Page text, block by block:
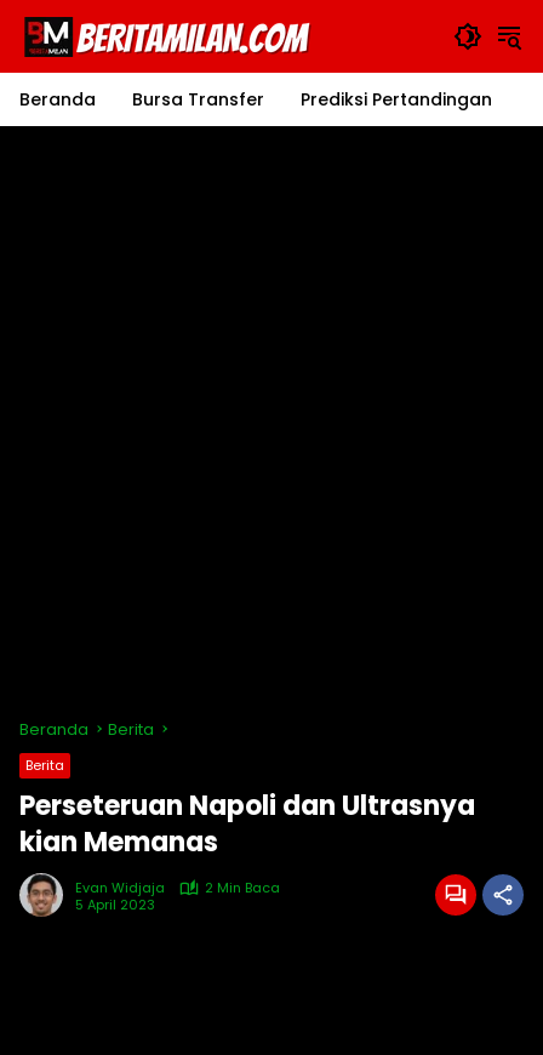
Langsung
konten
Beranda
Bursa Transfer Prediksi Pertandingan
Beranda Berita
Berita
Perseteruan Napoli dan Ultrasnya
kian Memanas
Evan Widjaja
2 Min Baca
5 April 2023